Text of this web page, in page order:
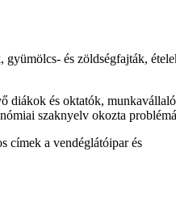
és zöldségfajták,
diákok és oktatók,
szaknyelv okozta
címek a vendéglátóipar és